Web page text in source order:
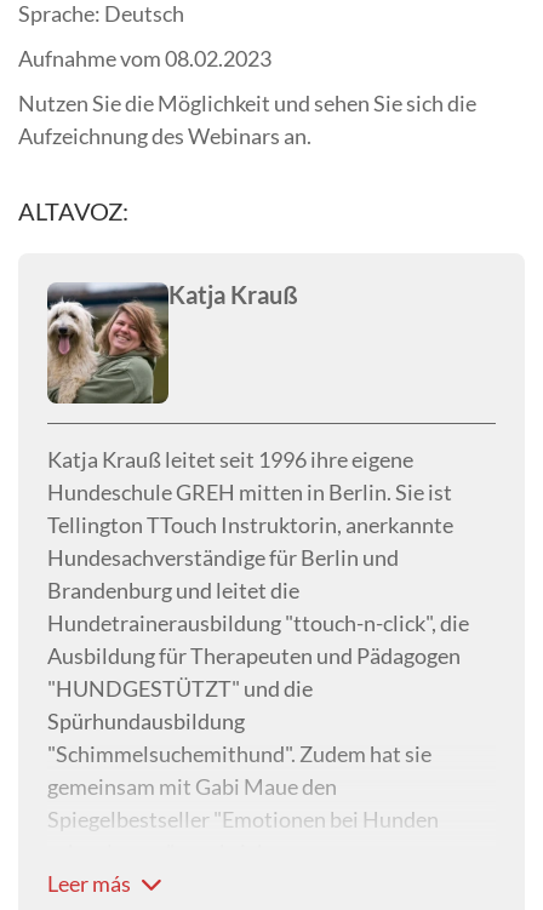
Sprache: Deutsch
Aufnahme vom 08.02.2023
Nutzen Sie die Möglichkeit und sehen Sie sich die
Aufzeichnung des Webinars an.
ALTAVOZ:
Katja Krauß
Katja Krauß leitet seit 1996 ihre eigene
Hundeschule GREH mitten in Berlin. Sie ist
Tellington TTouch Instruktorin, anerkannte
Hundesachverständige für Berlin und
Brandenburg und leitet die
Hundetrainerausbildung "ttouch-n-click", die
Ausbildung für Therapeuten und Pädagogen
"HUNDGESTÜTZT" und die
Spürhundausbildung
"Schimmelsuchemithund". Zudem hat sie
gemeinsam mit Gabi Maue den
Spiegelbestseller "Emotionen bei Hunden
Leer más